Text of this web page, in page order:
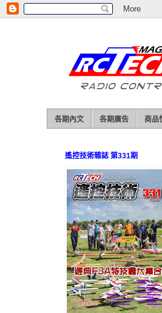
各期內文 各期廣告 商品
遙控技術雜誌 第331期